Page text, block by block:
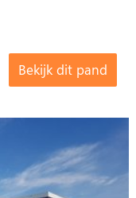
Bekijk dit pand